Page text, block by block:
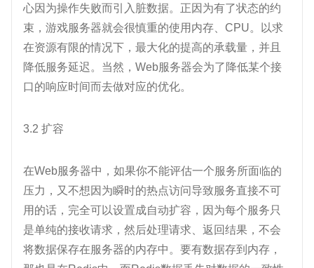
心因为操作失败而引入脏数据。正因为有了状态的约
束，游戏服务器就会很慎重的使用内存、CPU。以求
在资源有限的情况下，最大化的提高的承载量，并且
降低服务延迟。当然，Web服务器会为了降低某个接
口的响应时间而去做对应的优化。
3.2 扩容
在Web服务器中，如果你不能评估一个服务所面临的
压力，又不想因为瞬时的热点访问导致服务直接不可
用的话，完全可以设置成自动扩容，因为每个服务只
是单纯的接收请求，然后处理请求、返回结果，不会
将数据保存在服务器的内存中。要有数据存到内存，